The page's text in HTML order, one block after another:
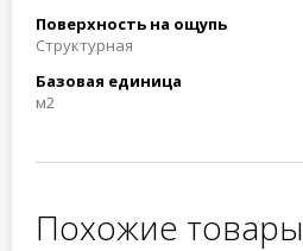
Поверхность на ощупь
Структурная
Базовая единица
м2
Похожие товары